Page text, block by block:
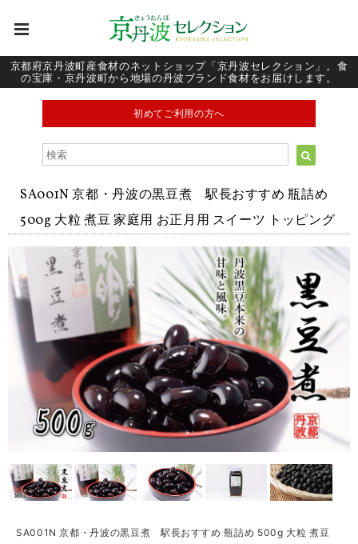
京都府京丹波町産食材のネットショップ「京丹波セレクション」。食
の宝庫・京丹波町から地場の丹波ブランド食材をお届けします。
初めてご利用の方へ
SA001N 京都・丹波の黒豆煮 駅長おすすめ 瓶詰め
500g 大粒 煮豆 家庭用 お正月用 スイーツ トッピング
SA001N 京都・丹波の黒豆煮 駅長おすすめ 瓶詰め 500g 大粒 煮豆